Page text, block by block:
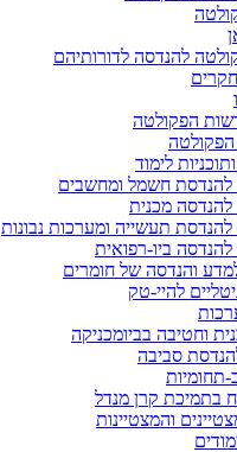
להנדסה לדורותיהם
הפקולטה
הפקולטה
לימוד
להנדסת חשמל ומחשבים
מכנית
תעשייה ומערכות נבונות
ביו-רפואית
והנדסה של חומרים
להיי-טק
וחטיבה בביומכניקה
סביבה
תחומיות
בתמיכת קרן מנדל
והמצטיינות